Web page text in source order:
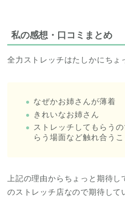
私の感想・口コミまとめ
全力ストレッチはたしかにちょ
なぜかお姉さんが薄着
きれいなお姉さん
ストレッチしてもらう
らう場面など触れ合う
上記の理由からちょっと期待し
のストレッチ店なので期待して